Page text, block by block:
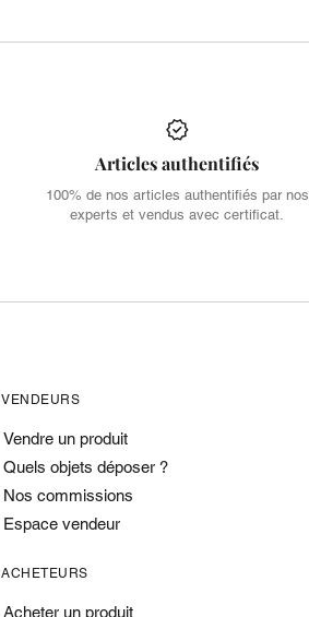
Articles authentifiés
100% de nos articles authentifiés par nos
experts et vendus avec certificat.
VENDEURS
Vendre un produit
Quels objets déposer ?
Nos commissions
Espace vendeur
ACHETEURS
Acheter un produit